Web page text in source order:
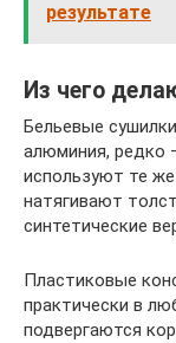
результате
Из чего
Бельевые
алюминия, редко
используют те
натягивают
синтетические
Пластиковые
практически в
подвергаются